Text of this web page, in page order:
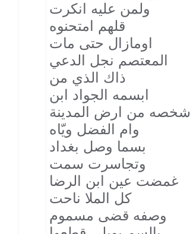
ولمن عليه انكرت
قلهم امتحنوه
اومازال حتى مات
المعتصم نجل الدعي
ذاك الذي من
ابسمه الجواد ابن
اشخصه من ارض المدينة
وام الفضل ويّاه
بسما وصل بغداد
وتجاسرت سمت
غمضت عين ابن الرضا
كل الملا ناحت
وصفه قضى مسموم